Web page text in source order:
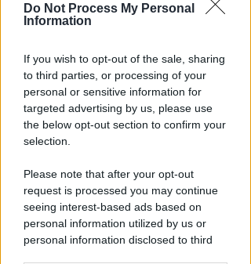
Do Not Process My Personal
Information
If you wish to opt-out of the sale, sharing
to third parties, or processing of your
personal or sensitive information for
targeted advertising by us, please use
the below opt-out section to confirm your
selection.
Please note that after your opt-out
request is processed you may continue
seeing interest-based ads based on
personal information utilized by us or
personal information disclosed to third
Allarme infortuni sul lavoro a
Rimini: +13% nel primo semestre
dell'anno
diRedazione